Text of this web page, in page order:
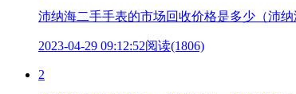
沛纳海二手手表的市场回收价格是多少（沛纳
2023-04-29 09:12:52阅读(1806)
2